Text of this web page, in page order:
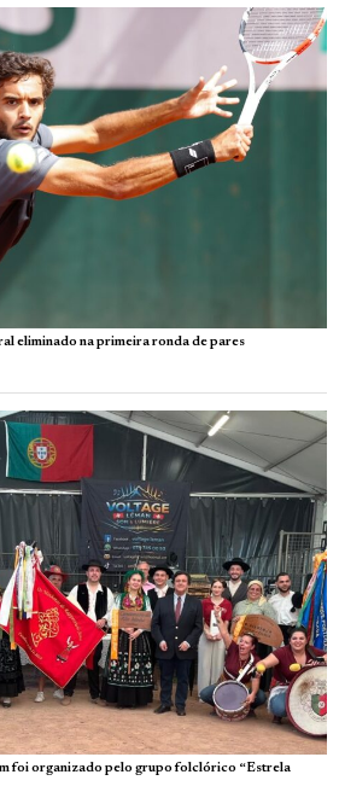
eliminado na primeira ronda de pares
foi organizado pelo grupo folclórico “Estrela